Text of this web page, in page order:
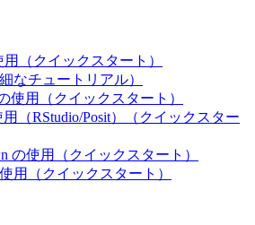
（クイックスタート）
なチュートリアル）
使用（クイックスタート）
用（RStudio/Posit）（クイックスター
の使用（クイックスタート）
用（クイックスタート）